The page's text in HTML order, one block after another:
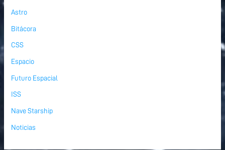
Astro
Bitácora
CSS
Espacio
Futuro Espacial
ISS
Nave Starship
Noticias